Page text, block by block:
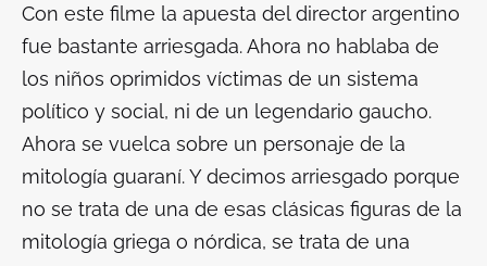
Con este filme la apuesta del director argentino
fue bastante arriesgada. Ahora no hablaba de
los niños oprimidos víctimas de un sistema
político y social, ni de un legendario gaucho.
Ahora se vuelca sobre un personaje de la
mitología guaraní. Y decimos arriesgado porque
no se trata de una de esas clásicas figuras de la
mitología griega o nórdica, se trata de una